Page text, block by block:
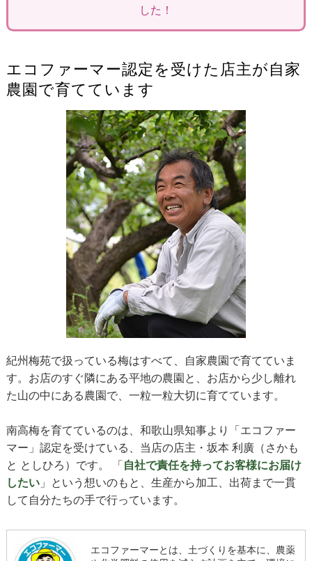
した！
エコファーマー認定を受けた店主が自家
農園で育てています
紀州梅苑で扱っている梅はすべて、自家農園で育てていま
す。お店のすぐ隣にある平地の農園と、お店から少し離れ
た山の中にある農園で、一粒一粒大切に育てています。
南高梅を育てているのは、和歌山県知事より「エコファー
マー」認定を受けている、当店の店主・坂本 利廣（さかも
と としひろ）です。 「 自社で責任を持ってお客様にお届け
したい」という想いのもと、生産から加工、出荷まで一貫
して自分たちの手で行っています。
エコファーマーとは、土づくりを基本に、農薬